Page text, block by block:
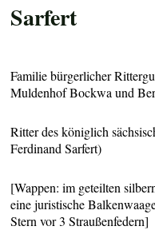
Sarfert
Familie bürgerlicher
Muldenhof Bockwa und
Ritter des königlich
Ferdinand Sarfert)
[Wappen: im geteilten
eine juristische
Stern vor 3 Straußenfedern]